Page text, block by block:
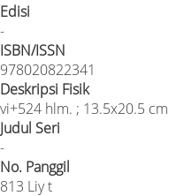
Edisi
-
ISBN/ISSN
978020822341
Deskripsi Fisik
vi+524 hlm. ; 13.5x20.5 cm
Judul Seri
-
No. Panggil
813 Liy t